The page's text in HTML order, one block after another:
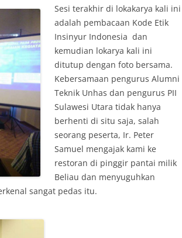
Sesi terakhir di lokakarya kali ini
adalah pembacaan Kode Etik
Insinyur Indonesia dan
kemudian lokarya kali ini
ditutup dengan foto bersama.
Kebersamaan pengurus Alumni
Teknik Unhas dan pengurus PII
Sulawesi Utara tidak hanya
berhenti di situ saja, salah
seorang peserta, Ir. Peter
Samuel mengajak kami ke
restoran di pinggir pantai milik
Beliau dan menyuguhkan
sangat pedas itu.